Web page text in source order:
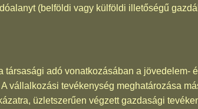
(belföldi vagy külföldi illetőségű
adó vonatkozásában a jövedelem-
vállalkozási tevékenység meghatározása
üzletszerűen végzett gazdasági